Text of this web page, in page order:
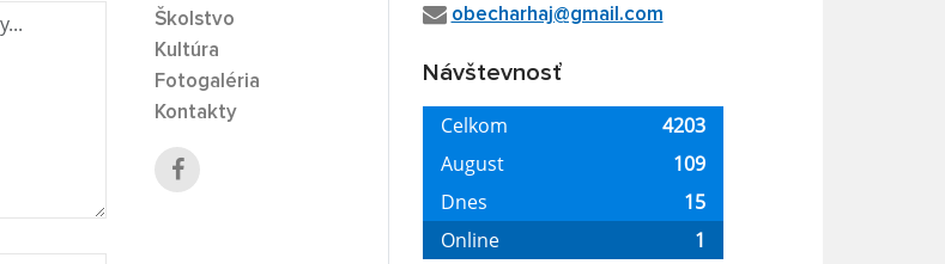
Školstvo
Kultúra
Fotogaléria
Kontakty
obecharhaj@gmail.com
Návštevnosť